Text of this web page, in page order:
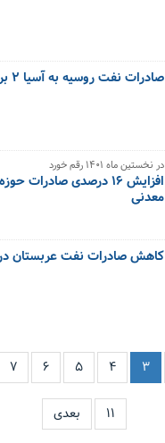
صادرات نفت روسیه به آسیا ۲ برابر شد
در نخستین ماه ۱۴۰۱ رقم خورد
افزایش ۱۶ درصدی
معدنی
کاهش صادرات نفت عربستان
۳ ۴ ۵ ۶ ۷
۱۱ بعدی